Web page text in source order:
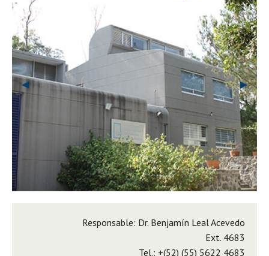
Previous Slide
◀︎ Next
▶︎
Responsable: Dr. Benjamín Leal Acevedo
Ext. 4683
Tel.: +(52) (55) 5622 4683